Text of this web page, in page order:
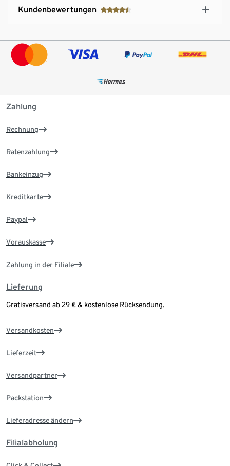
Kundenbewertungen
Zahlung
Rechnung
Ratenzahlung
Bankeinzug
Kreditkarte
Paypal
Vorauskasse
Zahlung in der Filiale
Lieferung
Gratisversand ab 29 € & kostenlose Rücksendung.
Versandkosten
Lieferzeit
Versandpartner
Packstation
Lieferadresse ändern
Filialabholung